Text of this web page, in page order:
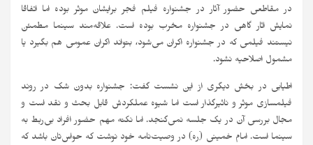
در مقاطعی حضور آثار در جشنواره فیلم فجر برایشان موثر بوده اما اتفاقا
نمایش اثار گاهی در جشنواره مخرب بوده است. علاقه‌مند سینما مطمئن
نیستند فیلمی که در جشنواره اکران می‌شود، بتواند اکران عمومی هم بگیرد یا
مشمول اصلاحیه نشود.
اطیابی در بخش دیگری از این نشست گفت: جشنواره بدون شک در روند
فیلمسازی موثر و ناثیرگذار است اما شیوه عملکردش قابل بحث و نقد است و
مجال بررسی آن در یک جلسه نمی‌گنجد. اما نکته مهم حضور افراد بی‌ربط به
سینما است. امام خمینی (ره) در وصیت‌نامه خود نوشت که حواس‌تان باشد که